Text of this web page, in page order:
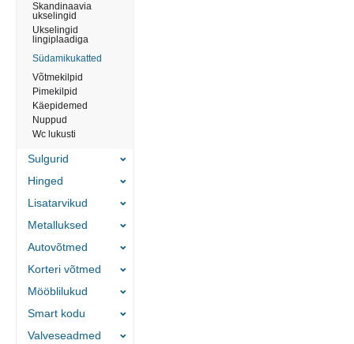
Skandinaavia
ukselingid
Ukselingid
lingiplaadiga
Südamikukatted
Võtmekilpid
Pimekilpid
Käepidemed
Nuppud
Wc lukusti
Sulgurid
Hinged
Lisatarvikud
Metalluksed
Autovõtmed
Korteri võtmed
Mööblilukud
Smart kodu
Valveseadmed